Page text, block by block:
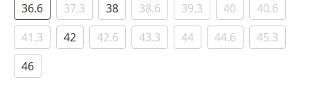
36.6 37.3 38 38.6 39.3 40
40.6
41.3
42 42.6 43.3 44 44.6
45.3
46